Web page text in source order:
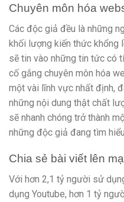
Chuyên môn hóa
Các độc giả đều là những
khối lượng kiến thức khổng
sẽ tin vào những tin tức có
cố gắng chuyên môn hóa
một vài lĩnh vực nhất định,
những nội dung thật chất
sẽ nhanh chóng trở thành
những độc giả đang tìm
Chia sẻ bài viết lên
Với hơn 2,1 tỷ người sử
dụng Youtube, hơn 1 tỷ